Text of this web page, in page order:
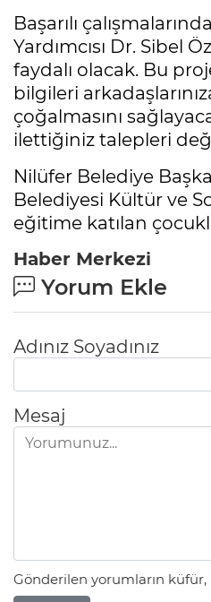
Başarılı
Yardımcısı Dr. Sibel
faydalı olacak. Bu
bilgileri
çoğalmasını
ilettiğiniz talepleri
Nilüfer Belediye
Belediyesi Kültür ve
eğitime katılan
Haber Merkezi
Yorum Ekle
Adınız Soyadınız
Mesaj
Gönderilen yorumların küfür,